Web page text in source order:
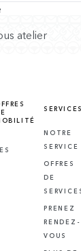
atelier
SERVICES
NOTRE
SERVICE
OFFRES
DE
PRENEZ
RENDEZ-
VOUS